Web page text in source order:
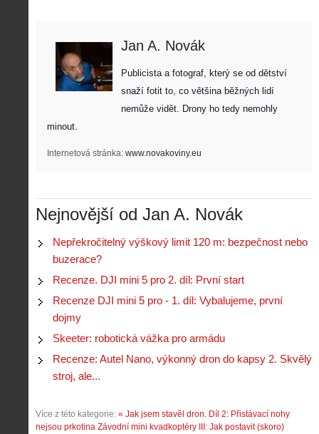
Jan A. Novák
Publicista a fotograf, který se od dětství
snaží fotit to, co většina běžných lidí
nemůže vidět. Drony ho tedy nemohly
minout.
Internetová stránka: www.novakoviny.eu
Nejnovější od Jan A. Novák
Nepřekročitelný výškový limit 120 m: bezpečnost nebo
buzerace?
Recenze. DJI mini 5 pro 2. díl: První start
Recenze DJI mini 5 pro - 1. díl: Vybalujeme, první
dojmy
Skeeter: robotická vážka pro armádu
Recenze: Autel Nano, výkonný dron do kapsy 2. Skvělý
stroj, ale...
Více z této kategorie: « Jak jsem stavěl dron. Díl 2: Přistávací nohy
nejsou prkotina Závodní mini kvadkoptéry III: Jak postavit (skoro)